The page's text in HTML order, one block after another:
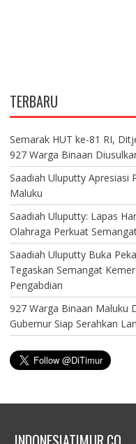
TERBARU
Semarak HUT ke-81 RI,
927 Warga Binaan
Saadiah Uluputty Apresiasi
Maluku
Saadiah Uluputty: Lapas
Olahraga Perkuat
Saadiah Uluputty Buka
Tegaskan Semangat
Pengabdian
927 Warga Binaan Maluku
Gubernur Siap Serahkan